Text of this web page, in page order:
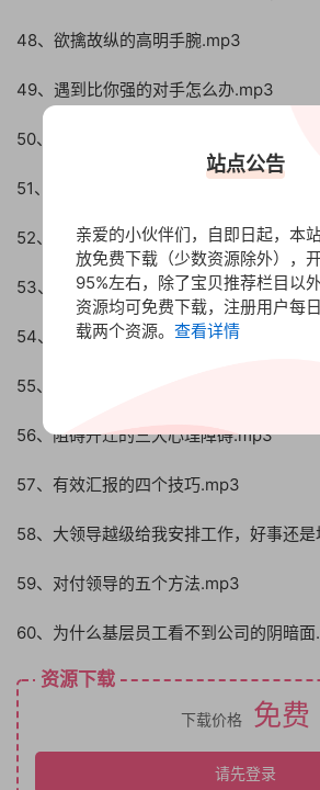
48、欲擒故纵的高明手腕.mp3
49、遇到比你强的对手怎么办.mp3
50、招辨别小人.mp3
51、甄嬛传全攻略.mp3
52、职场斗争的八大真相.mp3
53、职场后退式卡位计谋.mp3
54、职场前进式卡位计谋.mp3
55、职场上没有前途两类人.mp3
56、阻碍升迁的三大心理障碍.mp3
57、有效汇报的四个技巧.mp3
58、大领导越级给我安排工作，好事还
59、对付领导的五个方法.mp3
60、为什么基层员工看不到公司的阴暗
资源下载
下载价格 免费
请先登录
站点公告
亲爱的小伙伴们，自即日起，本
放免费下载（少数资源除外），
95%左右，除了宝贝推荐栏目以
资源均可免费下载，注册用户每
载两个资源。 查看详情